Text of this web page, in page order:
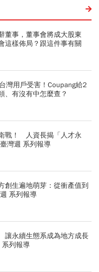
董事，董事會將成大股東
這樣佈局？跟這件事有關
灣用戶受害！Coupang給2
有沒有中怎麼查？
戰！ 人資長揭「人才永
灣週 系列報導
創生遍地萌芽：從衝產值到
系列報導
永續生態系成為地方成長
系列報導